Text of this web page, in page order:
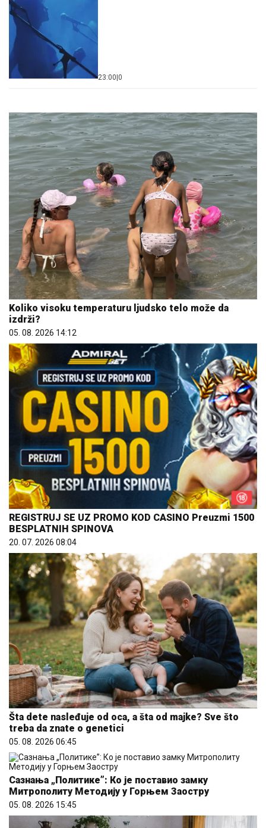
23:00 0
Koliko visoku temperaturu ljudsko telo može da
izdrži?
05. 08. 2026 14:12
REGISTRUJ SE UZ PROMO KOD CASINO Preuzmi 1500
BESPLATNIH SPINOVA
20. 07. 2026 08:04
Šta dete nasleđuje od oca, a šta od majke? Sve što
treba da znate o genetici
05. 08. 2026 06:45
Сазнања „Политике”: Ко је поставио замку
Митрополиту Методију у Горњем Заостру
05. 08. 2026 15:45